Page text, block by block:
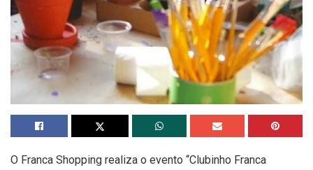
O Franca Shopping realiza o evento “Clubinho Franca